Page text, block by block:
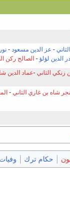
- عز الدين مسعود -
الدين لؤلؤ - الصالح ركن
الثاني -عماد الدين
شاه بن غازي الثاني -
حكام ترك وفيات